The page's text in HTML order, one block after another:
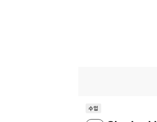
수입